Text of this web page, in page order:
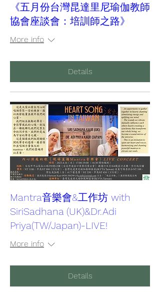
《五月份台灣昆達里尼瑜伽教師
協會座談會：培訓師之路》
More info
Details
Mantra音樂會&工作坊 with
SiriSadhana (UK)&Dr.Adi
Priya(TW/Japan)-LIVE!
More info
Details